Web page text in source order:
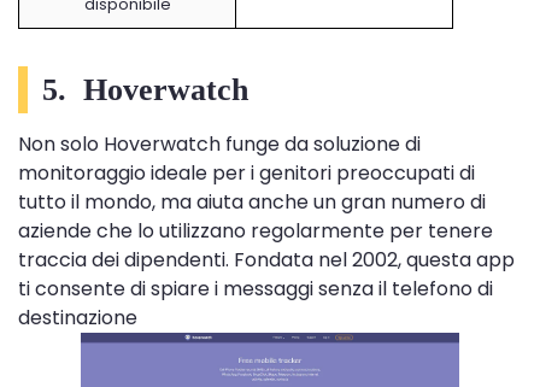
5. Hoverwatch
Non solo Hoverwatch funge da soluzione di
monitoraggio ideale per i genitori preoccupati di
tutto il mondo, ma aiuta anche un gran numero di
aziende che lo utilizzano regolarmente per tenere
traccia dei dipendenti. Fondata nel 2002, questa app
ti consente di spiare i messaggi senza il telefono di
destinazione